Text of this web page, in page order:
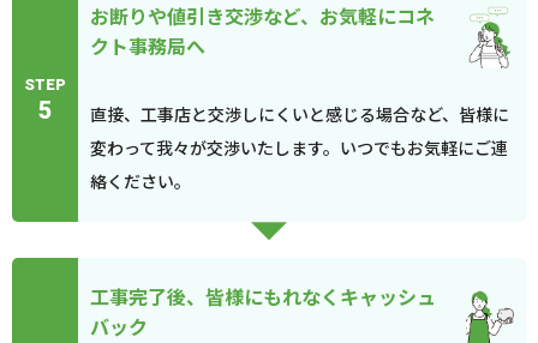
STEP
5
お断りや値引き交渉など、お気軽にコネ
クト事務局へ
直接、工事店と交渉しにくいと感じる場合など、皆様に
変わって我々が交渉いたします。いつでもお気軽にご連
絡ください。
工事完了後、皆様にもれなくキャッシュ
バック